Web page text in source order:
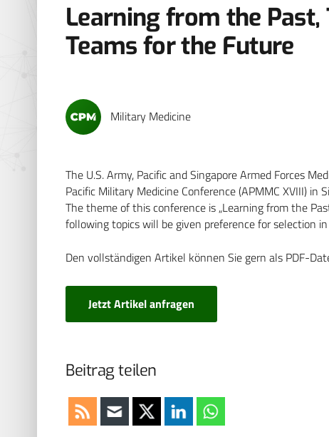
Learning from the
Teams for the Future
Military Medicine
The U.S. Army, Pacific and Singapore Armed Forces
Pacific Military Medicine Conference (APMMC XVIII)
The theme of this conference is „Learning from the
following topics will be given preference for selection
Den vollständigen Artikel können Sie gern als PDF-
Jetzt Artikel anfragen
Beitrag teilen